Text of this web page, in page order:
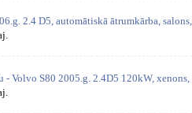
2.4 D5, automātiskā ātrumkārba,
- Volvo S80 2005.g. 2.4D5 120kW,